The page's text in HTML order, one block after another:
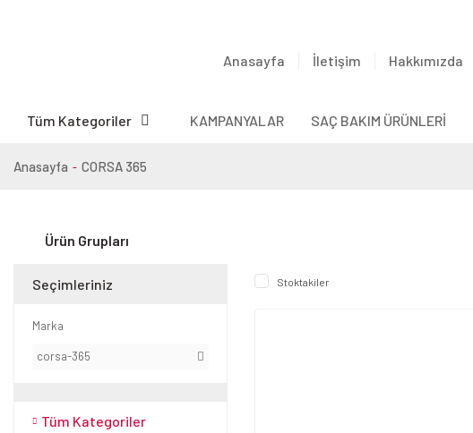
Anasayfa İletişim Hakkımızda
Tüm Kategoriler KAMPANYALAR SAÇ BAKIM ÜRÜNLERİ
Anasayfa CORSA 365
Ürün Grupları
Seçimleriniz
Marka
corsa-365
Tüm Kategoriler
Stoktakiler